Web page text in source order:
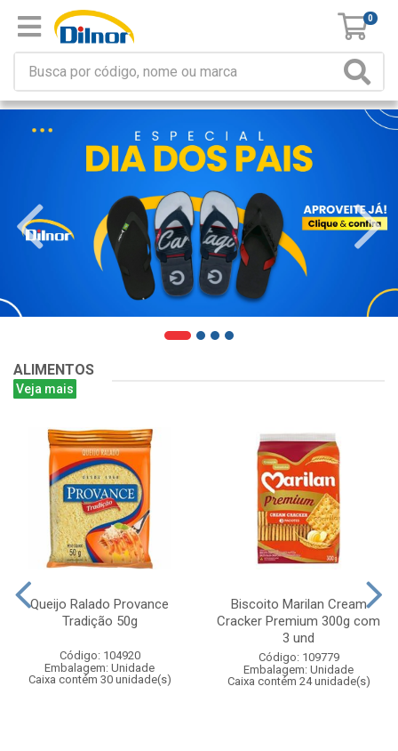
0
ALIMENTOS
Veja mais
Queijo Ralado Provance
Tradição 50g
Código: 104920
Embalagem: Unidade
Caixa contém 30 unidade(s)
Biscoito Marilan Cream
Cracker Premium 300g com
3 und
Código: 109779
Embalagem: Unidade
Caixa contém 24 unidade(s)